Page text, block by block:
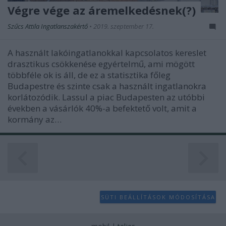
Végre vége az áremelkedésnek(?)
Szűcs Attila Ingatlanszakértő • 2019. szeptember 17.
A használt lakóingatlanokkal kapcsolatos kereslet
drasztikus csökkenése egyértelmű, ami mögött
többféle ok is áll, de ez a statisztika főleg
Budapestre és szinte csak a használt ingatlanokra
korlátozódik. Lassul a piac Budapesten az utóbbi
években a vásárlók 40%-a befektető volt, amit a
kormány az…
SÜTI BEÁLLÍTÁSOK MÓDOSÍTÁSA